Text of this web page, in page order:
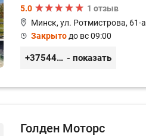
5.0
1 отзыв
Минск, ул. Ротмистрова, 61-а
Закрытодо вс 09:00
+375445000222 - показать
Голден Моторс